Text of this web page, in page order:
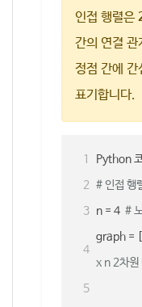
인접 행렬은
간의 연결 관
정점 간에
표기합니다.
Python
# 인접 행
n = 4 #
graph =
x n 2차원